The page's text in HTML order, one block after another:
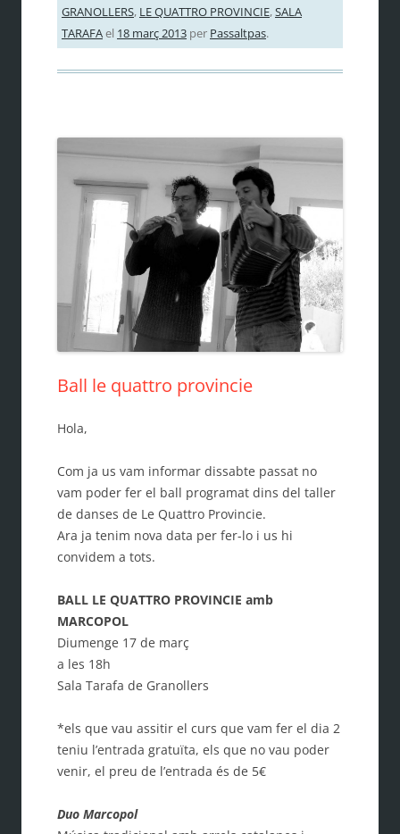
GRANOLLERS, LE QUATTRO PROVINCIE,SALA
TARAFAel 18 març 2013per Passaltpas.
Ball le quattro provincie
Hola,
Com ja us vam informar dissabte passat no
vam poder fer el ball programat dins del taller
de danses de Le Quattro Provincie.
Ara ja tenim nova data per fer-lo i us hi
convidem a tots.
BALL LE QUATTRO PROVINCIE amb
MARCOPOL
Diumenge 17 de març
a les 18h
Sala Tarafa de Granollers
*els que vau assitir el curs que vam fer el dia 2
teniu l’entrada gratuïta, els que no vau poder
venir, el preu de l’entrada és de 5€
Duo Marcopol